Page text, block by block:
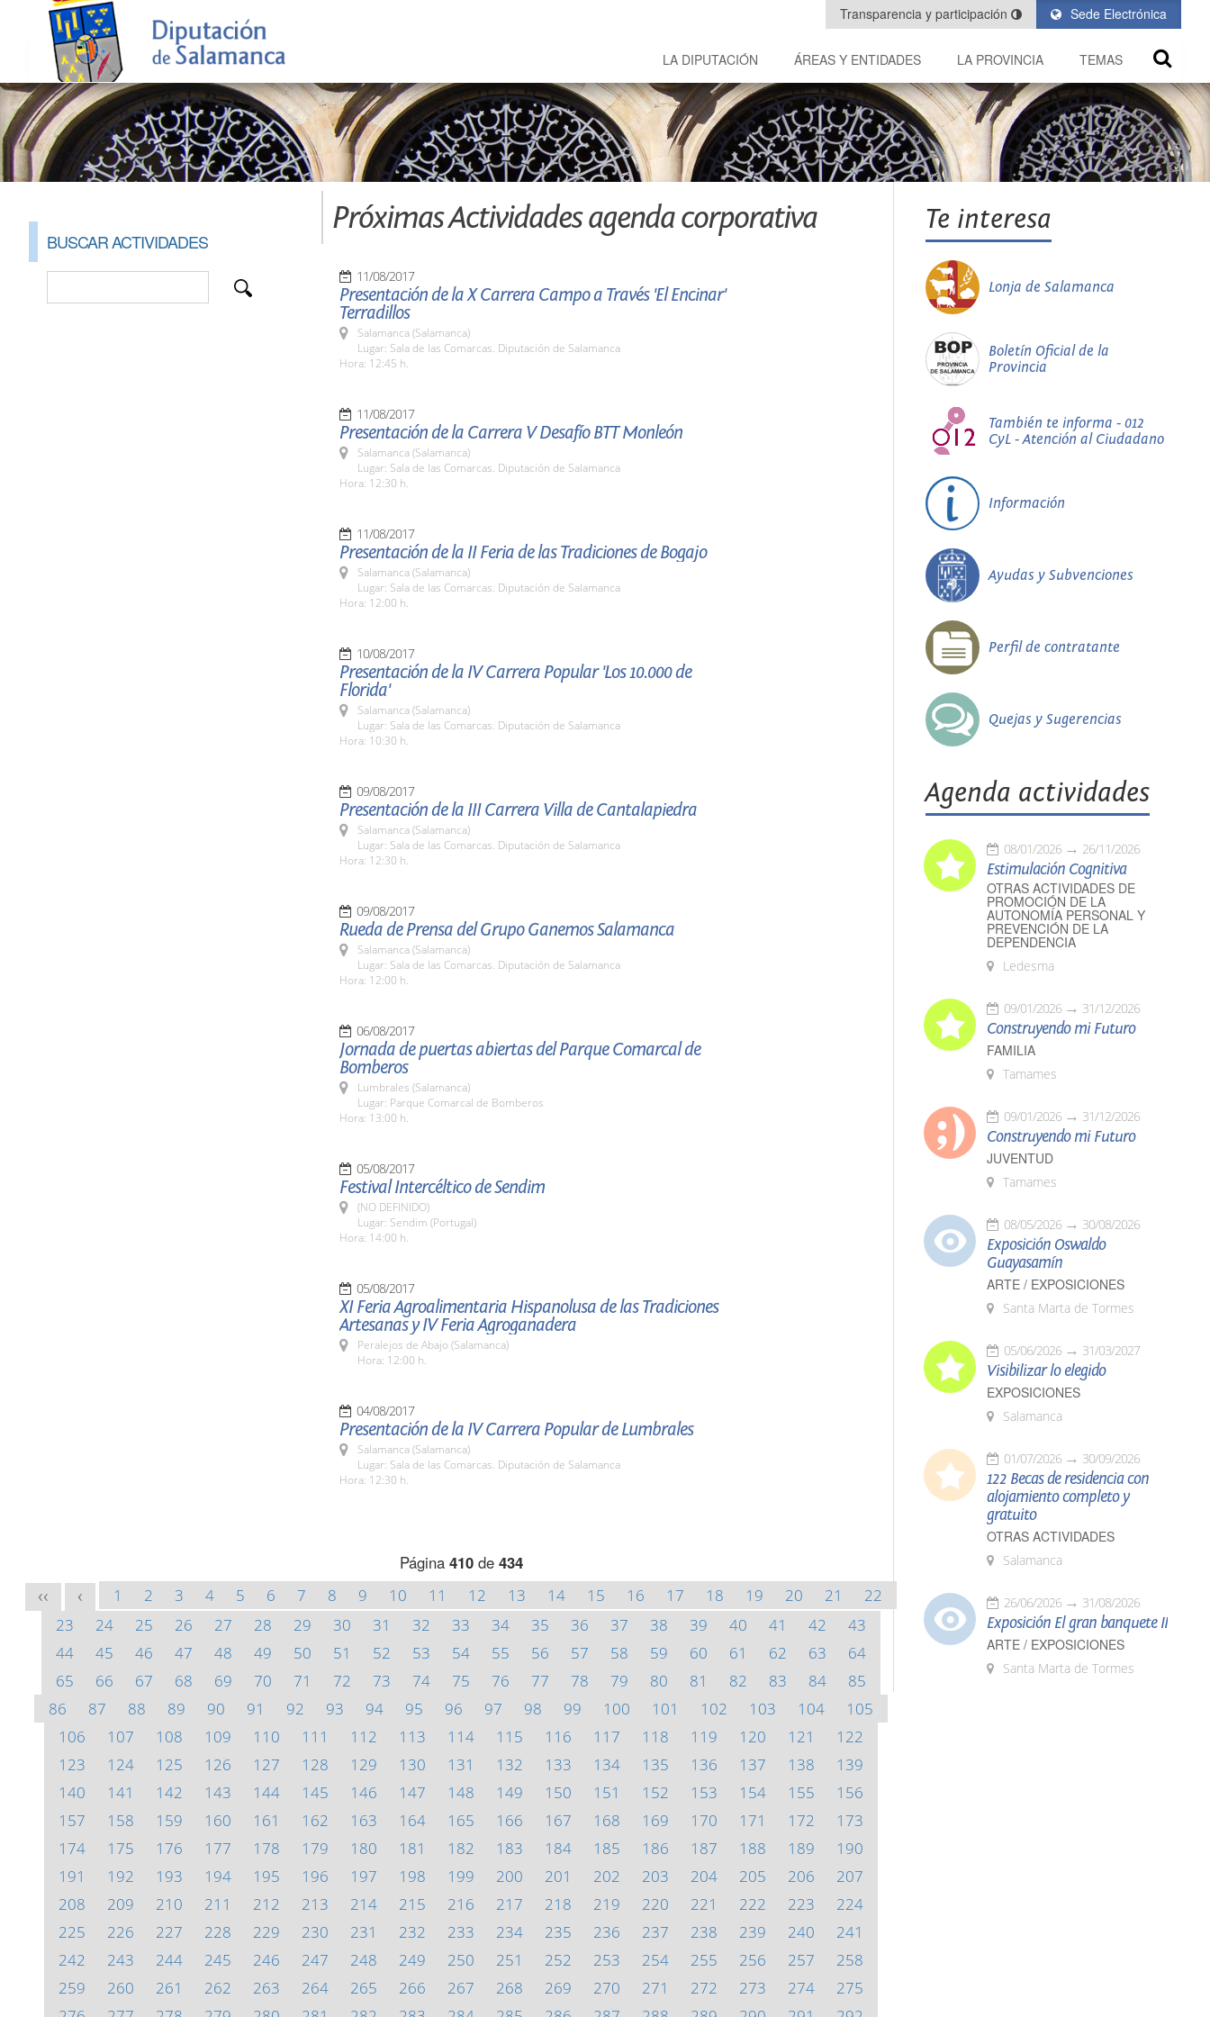
Sede Electrónica
Transparencia y participación
LA DIPUTACIÓN ÁREAS Y ENTIDADES LA PROVINCIA TEMAS
BUSCAR ACTIVIDADES
Próximas Actividades agenda corporativa
11/08/2017
Presentación de la X Carrera Campo a Través 'El Encinar'
Terradillos
Salamanca (Salamanca)
Lugar: Sala de las Comarcas. Diputación de Salamanca
Hora: 12:45 h.
11/08/2017
Presentación de la Carrera V Desafío BTT Monleón
Salamanca (Salamanca)
Lugar: Sala de las Comarcas. Diputación de Salamanca
Hora: 12:30 h.
11/08/2017
Presentación de la II Feria de las Tradiciones de Bogajo
Salamanca (Salamanca)
Lugar: Sala de las Comarcas. Diputación de Salamanca
Hora: 12:00 h.
10/08/2017
Presentación de la IV Carrera Popular 'Los 10.000 de
Florida'
Salamanca (Salamanca)
Lugar: Sala de las Comarcas. Diputación de Salamanca
Hora: 10:30 h.
09/08/2017
Presentación de la III Carrera Villa de Cantalapiedra
Salamanca (Salamanca)
Lugar: Sala de las Comarcas. Diputación de Salamanca
Hora: 12:30 h.
09/08/2017
Rueda de Prensa del Grupo Ganemos Salamanca
Salamanca (Salamanca)
Lugar: Sala de las Comarcas. Diputación de Salamanca
Hora: 12:00 h.
06/08/2017
Jornada de puertas abiertas del Parque Comarcal de
Bomberos
Lumbrales (Salamanca)
Lugar: Parque Comarcal de Bomberos
Hora: 13:00 h.
05/08/2017
Festival Intercéltico de Sendim
(NO DEFINIDO)
Lugar: Sendim (Portugal)
Hora: 14:00 h.
05/08/2017
XI Feria Agroalimentaria Hispanolusa de las Tradiciones
Artesanas y IV Feria Agroganadera
Peralejos de Abajo (Salamanca)
Hora: 12:00 h.
04/08/2017
Presentación de la IV Carrera Popular de Lumbrales
Salamanca (Salamanca)
Lugar: Sala de las Comarcas. Diputación de Salamanca
Hora: 12:30 h.
Página 410de 434
<< < 1 2 3 4 5 6 7 8 9 10 11 12 13 14 15 16 17 18 19 20 21
22
23
24 25 26 27 28 29 30 31 32 33 34 35 36 37 38 39 40 41 42
43
44
45 46 47 48 49 50 51 52 53 54 55 56 57 58 59 60 61 62 63
64
65
66 67 68 69 70 71 72 73 74 75 76 77 78 79 80 81 82 83 84
85
86
87 88 89 90 91 92 93 94 95 96 97 98 99 100 101 102 103 104
105
106
107 108 109 110 111 112 113 114 115 116 117 118 119 120 121
122
123
124 125 126 127 128 129 130 131 132 133 134 135 136 137 138
139
140
141 142 143 144 145 146 147 148 149 150 151 152 153 154 155
156
157
158 159 160 161 162 163 164 165 166 167 168 169 170 171 172
173
174
175 176 177 178 179 180 181 182 183 184 185 186 187 188 189
190
191
192 193 194 195 196 197 198 199 200 201 202 203 204 205 206
207
208
209 210 211 212 213 214 215 216 217 218 219 220 221 222 223
224
225
226 227 228 229 230 231 232 233 234 235 236 237 238 239 240
241
242
243 244 245 246 247 248 249 250 251 252 253 254 255 256 257
258
259
260 261 262 263 264 265 266 267 268 269 270 271 272 273 274
275
Te interesa
Lonja de Salamanca
Boletín Oficial de la
Provincia
También te informa - 012
CyL - Atención al Ciudadano
Información
Ayudas y Subvenciones
Perfil de contratante
Quejas y Sugerencias
Agenda actividades
08/01/2026 26/11/2026
Estimulación Cognitiva
OTRAS ACTIVIDADES DE
PROMOCIÓN DE LA
AUTONOMÍA PERSONAL Y
PREVENCIÓN DE LA
DEPENDENCIA
Ledesma
09/01/2026 31/12/2026
Construyendo mi Futuro
FAMILIA
Tamames
09/01/2026 31/12/2026
Construyendo mi Futuro
JUVENTUD
Tamames
08/05/2026 30/08/2026
Exposición Oswaldo
Guayasamín
ARTE / EXPOSICIONES
Santa Marta de Tormes
05/06/2026 31/03/2027
Visibilizar lo elegido
EXPOSICIONES
Salamanca
01/07/2026 30/09/2026
122 Becas de residencia con
alojamiento completo y
gratuito
OTRAS ACTIVIDADES
Salamanca
26/06/2026 31/08/2026
Exposición El gran banquete II
ARTE / EXPOSICIONES
Santa Marta de Tormes